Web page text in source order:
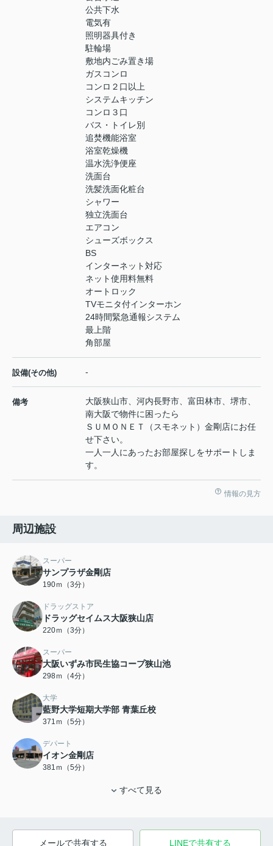
公共下水
電気有
照明器具付き
駐輪場
敷地内ごみ置き場
ガスコンロ
コンロ２口以上
システムキッチン
コンロ３口
バス・トイレ別
追焚機能浴室
浴室乾燥機
温水洗浄便座
洗面台
洗髪洗面化粧台
シャワー
独立洗面台
エアコン
シューズボックス
BS
インターネット対応
ネット使用料無料
オートロック
TVモニタ付インターホン
24時間緊急通報システム
最上階
角部屋
設備(その他) -
備考
大阪狭山市、河内長野市、富田林市、堺市、
南大阪で物件に困ったら
ＳＵＭＯＮＥＴ（スモネット）金剛店にお任
せ下さい。
一人一人にあったお部屋探しをサポートしま
す。
情報の見方
周辺施設
スーパー
サンプラザ金剛店
190ｍ（3分）
ドラッグストア
ドラッグセイムス大阪狭山店
220ｍ（3分）
スーパー
大阪いずみ市民生協コープ狭山池
298ｍ（4分）
大学
藍野大学短期大学部 青葉丘校
371ｍ（5分）
デパート
イオン金剛店
381ｍ（5分）
すべて見る
メールで共有する LINEで共有する